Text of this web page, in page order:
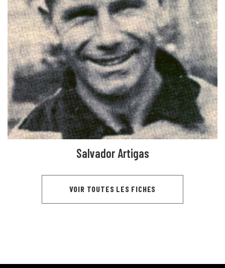
Salvador Artigas
VOIR TOUTES LES FICHES